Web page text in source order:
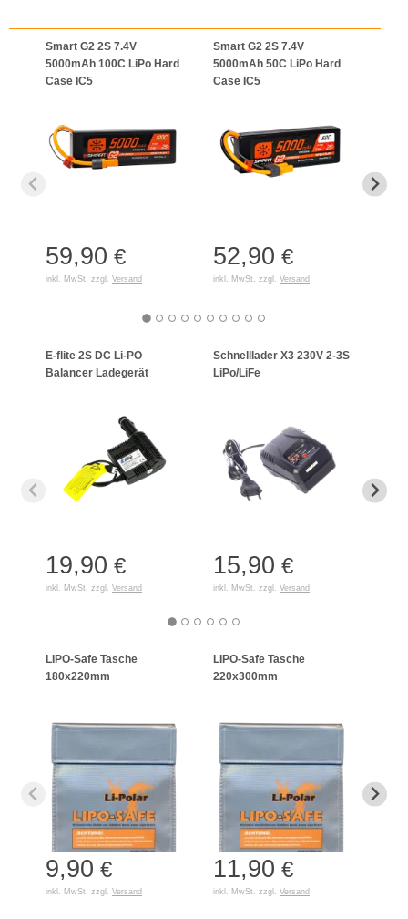
Smart G2 2S 7.4V
5000mAh 100C LiPo Hard
Case IC5
59,90 €
inkl. MwSt. zzgl. Versand
Smart G2 2S 7.4V
5000mAh 50C LiPo Hard
Case IC5
52,90 €
inkl. MwSt. zzgl. Versand
E-flite 2S DC Li-PO
Balancer Ladegerät
19,90 €
inkl. MwSt. zzgl. Versand
Schnelllader X3 230V 2-3S
LiPo/LiFe
15,90 €
inkl. MwSt. zzgl. Versand
LIPO-Safe Tasche
180x220mm
9,90 €
inkl. MwSt. zzgl. Versand
LIPO-Safe Tasche
220x300mm
11,90 €
inkl. MwSt. zzgl. Versand